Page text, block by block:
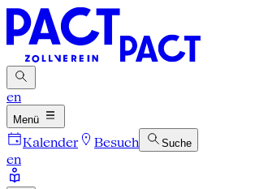
en
Menü
Kalender Besuch Suche
en